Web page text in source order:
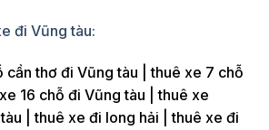
đi Vũng tàu:
cần thơ đi Vũng tàu | thuê xe 7 chỗ
16 chỗ đi Vũng tàu | thuê xe
| thuê xe đi long hải | thuê xe đi